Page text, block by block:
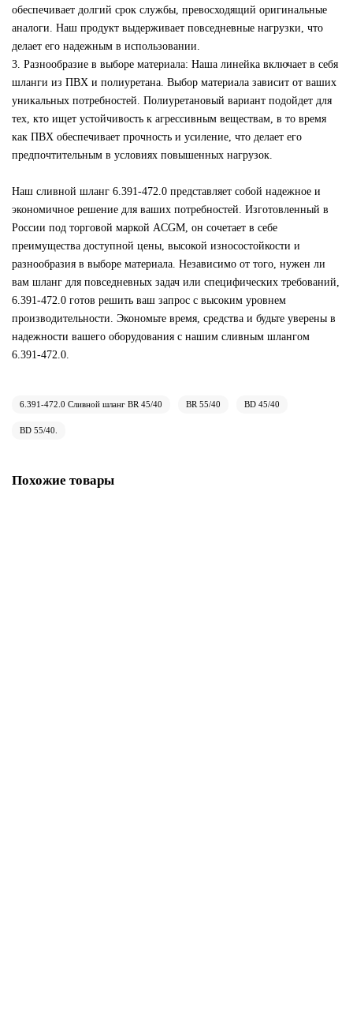
обеспечивает долгий срок службы, превосходящий оригинальные
аналоги. Наш продукт выдерживает повседневные нагрузки, что
делает его надежным в использовании.
3. Разнообразие в выборе материала: Наша линейка включает в себя
шланги из ПВХ и полиуретана. Выбор материала зависит от ваших
уникальных потребностей. Полиуретановый вариант подойдет для
тех, кто ищет устойчивость к агрессивным веществам, в то время
как ПВХ обеспечивает прочность и усиление, что делает его
предпочтительным в условиях повышенных нагрузок.
Наш сливной шланг 6.391-472.0 представляет собой надежное и
экономичное решение для ваших потребностей. Изготовленный в
России под торговой маркой ACGM, он сочетает в себе
преимущества доступной цены, высокой износостойкости и
разнообразия в выборе материала. Независимо от того, нужен ли
вам шланг для повседневных задач или специфических требований,
6.391-472.0 готов решить ваш запрос с высоким уровнем
производительности. Экономьте время, средства и будьте уверены в
надежности вашего оборудования с нашим сливным шлангом
6.391-472.0.
6.391-472.0 Сливной шланг BR 45/40 BR 55/40 BD 45/40
BD 55/40.
Похожие товары